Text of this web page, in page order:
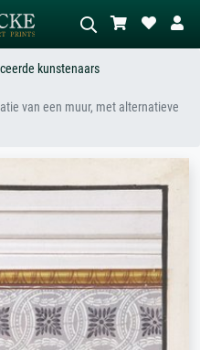
AI-beeldzoeker
een boom.
kunstenaars
van een muur, met alternatieve